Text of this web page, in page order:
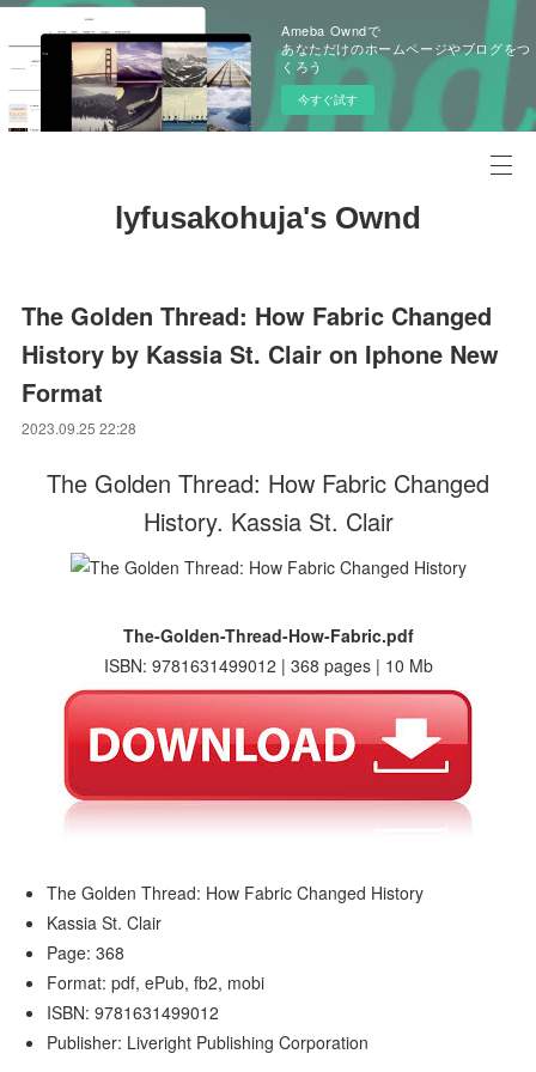
Ameba Owndで
あなただけのホームページやブログをつ
くろう
今すぐ試す
lyfusakohuja's Ownd
The Golden Thread: How Fabric Changed
History by Kassia St. Clair on Iphone New
Format
2023.09.25 22:28
The Golden Thread: How Fabric Changed
History. Kassia St. Clair
The-Golden-Thread-How-Fabric.pdf
ISBN: 9781631499012 | 368 pages | 10 Mb
The Golden Thread: How Fabric Changed History
Kassia St. Clair
Page: 368
Format: pdf, ePub, fb2, mobi
ISBN: 9781631499012
Publisher: Liveright Publishing Corporation